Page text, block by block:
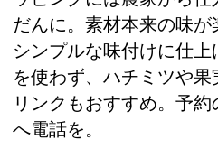
だんに。素材本来の味
シンプルな味付けに仕
を使わず、ハチミツや
リンクもおすすめ。予
へ電話を。